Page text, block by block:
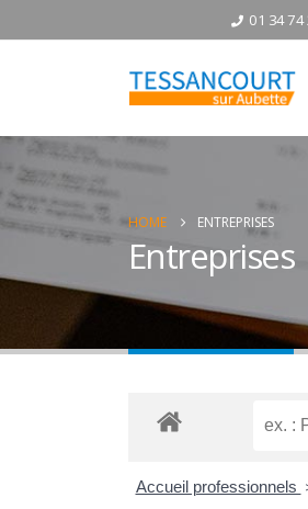
01 34 74
HOME ENTREPRISES
Entreprises
Accueil professionnels